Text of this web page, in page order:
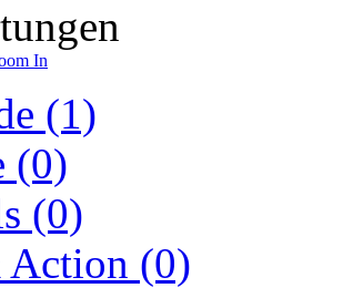
In
(1)
(0)
(0)
(0)